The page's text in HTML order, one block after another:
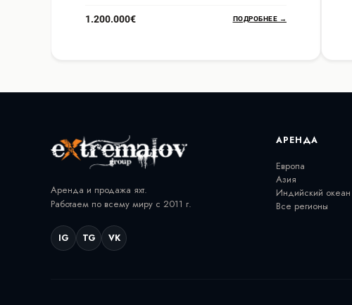
1.200.000€ ПОДРОБНЕЕ →
Аренда и продажа яхт.
Работаем по всему миру с 2011 г.
IG TG VK
АРЕНДА
Европа
Азия
Индийский океан
Все регионы